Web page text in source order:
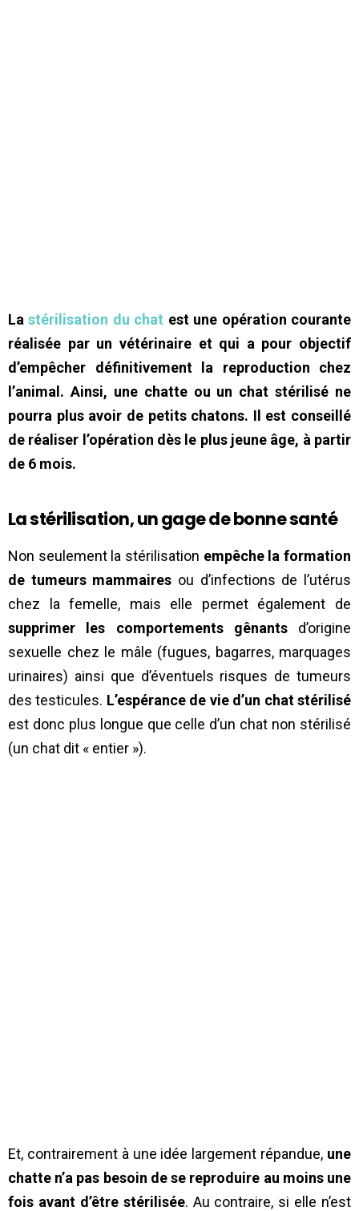
Lastérilisation du chat est une opération courante
réalisée par un vétérinaire et qui a pour objectif
d’empêcher définitivement la reproduction chez
l’animal. Ainsi, une chatte ou un chat stérilisé ne
pourra plus avoir de petits chatons. Il est conseillé
de réaliser l’opération dès le plus jeune âge, à partir
de 6 mois.
La stérilisation, un gage de bonne santé
Non seulement la stérilisation empêche la formation
de tumeurs mammaires ou d’infections de l’utérus
chez la femelle, mais elle permet également de
supprimer les comportements gênantsd’origine
sexuelle chez le mâle (fugues, bagarres, marquages
urinaires) ainsi que d’éventuels risques de tumeurs
des testicules. L’espérance de vie d’un chat stérilisé
est donc plus longue que celle d’un chat non stérilisé
(un chat dit « entier »).
Et, contrairement à une idée largement répandue, une
chatte n’a pas besoin de se reproduire au moins une
fois avant d’être stérilisée. Au contraire, si elle n’est